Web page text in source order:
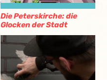
Die Peterskirche: die
Glocken der Stadt